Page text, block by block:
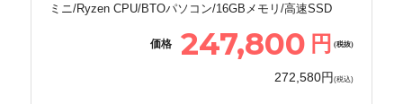
ミニ/Ryzen CPU/BTOパソコン/16GBメモリ/高速SSD
価格 247,800 円 (税抜)
272,580円 (税込)